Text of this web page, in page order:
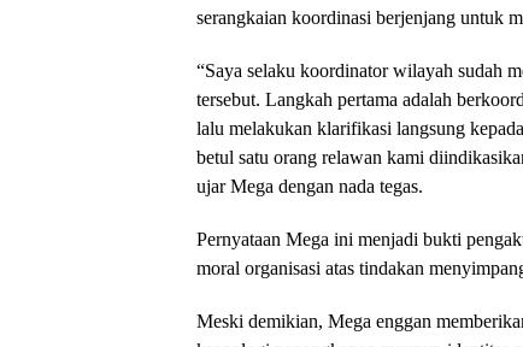
serangkaian koordinasi berjenjang untuk
​“Saya selaku koordinator wilayah sudah
tersebut. Langkah pertama adalah
lalu melakukan klarifikasi langsung
betul satu orang relawan kami
ujar Mega dengan nada tegas.
​Pernyataan Mega ini menjadi bukti
moral organisasi atas tindakan
Meski demikian, Mega enggan